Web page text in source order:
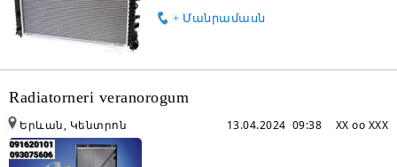
+ Մանրամասն
Radiatorneri veranorogum
XX oo XXX
13.04.2024 09:38
Երևան, Կենտրոն